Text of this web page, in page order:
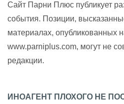
Сайт Парни Плюс публикует
события. Позиции,
материалах, опубликованных
www.parniplus.com, могут не
редакции.
ИНОАГЕНТ ПЛОХОГО НЕ